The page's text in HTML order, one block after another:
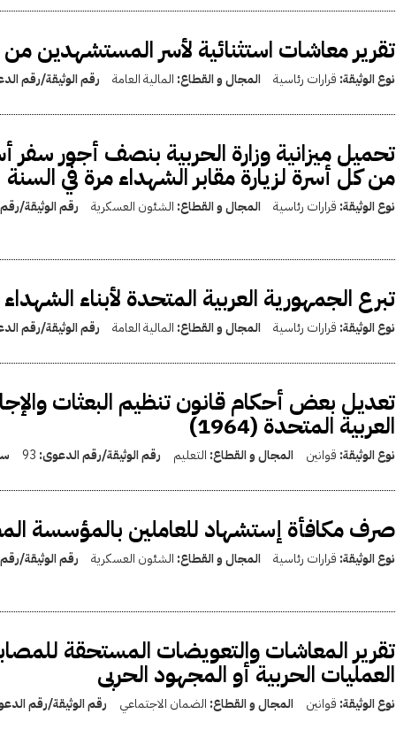
تقرير معاشات استثنائية لأسر المستشهدين
نوع الوثيقة: قرارات رئاسية المجال و القطاع: المالية العامة رقم الوثيقة/رقم
تحميل ميزانية وزارة الحربية بنصف أجور سفر
من كل أسرة لزيارة مقابر الشهداء مرة في السنة
نوع الوثيقة: قرارات رئاسية المجال و القطاع: الشئون العسكرية رقم الوثيقة/
تبرع الجمهورية العربية المتحدة لأبناء الشهداء
نوع الوثيقة: قرارات رئاسية المجال و القطاع: المالية العامة رقم الوثيقة/رقم
تعديل بعض أحكام قانون تنظيم البعثات
العربية المتحدة (1964)
نوع الوثيقة: قوانين المجال و القطاع: التعليم رقم الوثيقة/رقم الدعوى: 93
صرف مكافأة إستشهاد للعاملين بالمؤسسة
نوع الوثيقة: قرارات رئاسية المجال و القطاع: الشئون العسكرية رقم الوثيقة/
تقرير المعاشات والتعويضات المستحقة
العمليات الحربية أو المجهود الحربى
نوع الوثيقة: قوانين المجال و القطاع: الضمان الاجتماعي رقم الوثيقة/رقم